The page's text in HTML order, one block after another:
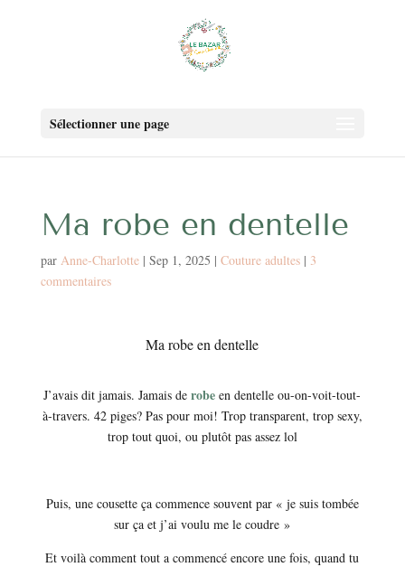
Sélectionner une page
Ma robe en dentelle
par Anne-Charlotte| Sep 1, 2025 | Couture adultes| 3
commentaires
Ma robe en dentelle
J’avais dit jamais. Jamais de robe en dentelle ou-on-voit-tout-
à-travers. 42 piges? Pas pour moi! Trop transparent, trop sexy,
trop tout quoi, ou plutôt pas assez lol
Puis, une cousette ça commence souvent par « je suis tombée
sur ça et j’ai voulu me le coudre »
Et voilà comment tout a commencé encore une fois, quand tu